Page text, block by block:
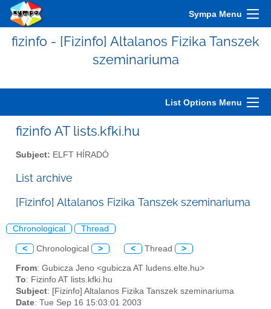
Sympa Menu
fizinfo - [Fizinfo] Altalanos Fizika Tanszek
szeminariuma
List Options Menu
fizinfo AT lists.kfki.hu
Subject: ELFT HÍRADÓ
List archive
[Fizinfo] Altalanos Fizika Tanszek szeminariuma
Chronological Thread
< Chronological > < Thread >
From: Gubicza Jeno <gubicza AT ludens.elte.hu>
To: Fizinfo AT lists.kfki.hu
Subject: [Fizinfo] Altalanos Fizika Tanszek szeminariuma
Date: Tue Sep 16 15:03:01 2003